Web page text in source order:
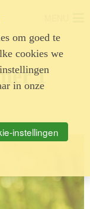
1
om goed te
cookies we
in onze
instellingen